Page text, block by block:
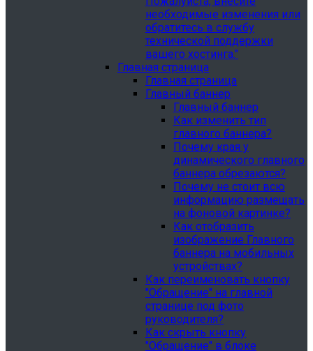
необходимые изменения или
обратитесь в службу
технической поддержки
вашего хостинга."
Главная страница
Главная страница
Главный баннер
Главный баннер
Как изменить тип
главного баннера?
Почему края у
динамического главного
баннера обрезаются?
Почему не стоит всю
информацию размещать
на фоновой картинке?
Как отобразить
изображение Главного
баннера на мобильных
устройствах?
Как переименовать кнопку
"Обращение" на главной
странице под фото
руководителя?
Как скрыть кнопку
"Обращение" в блоке